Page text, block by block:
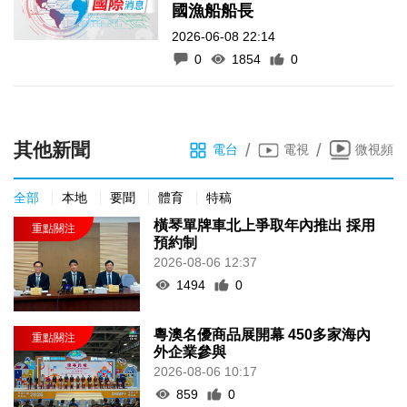
國漁船船長
2026-06-08 22:14
0
1854 0
其他新聞 電台 / 電視 / 微視頻
全部 本地 要聞 體育 特稿
橫琴單牌車北上爭取年內推出 採用
預約制
2026-08-06 12:37
1494
0
粵澳名優商品展開幕 450多家海內
外企業參與
2026-08-06 10:17
859
0